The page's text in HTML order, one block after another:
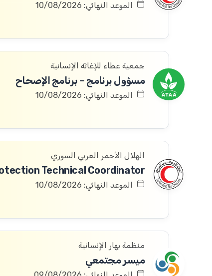
الموعد النهائي: 10/08/2026
جمعية عطاء للإغاثة الإنسانية
مسؤول برنامج – برنامج الإصحاح
الموعد النهائي: 10/08/2026
الهلال الأحمر العربي السوري
الموعد النهائي: 10/08/2026
منظمة بهار الإنسانية
ميسر مجتمعي